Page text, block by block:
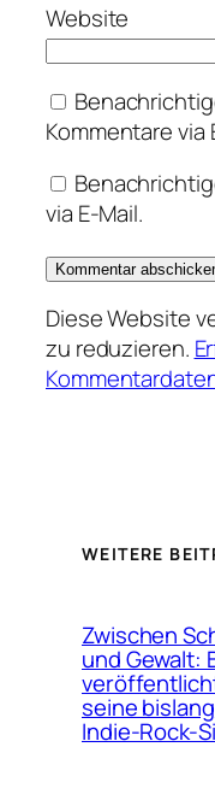
Website
Kommentare via
via E-Mail.
Diese Website
zu reduzieren.
WEITERE
Zwischen
und Gewalt:
seine
Indie-Rock-